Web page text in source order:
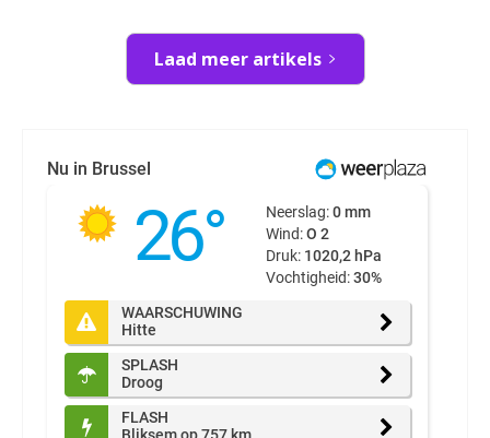
Laad meer artikels